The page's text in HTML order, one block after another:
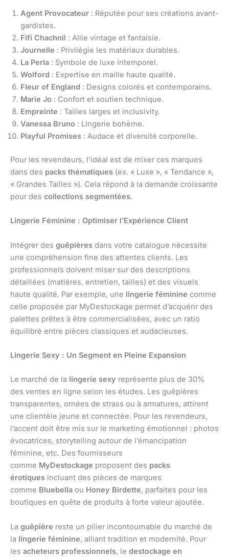
Agent Provocateur : Réputée pour ses créations avant-
gardistes.
Fifi Chachnil : Allie vintage et fantaisie.
Journelle : Privilégie les matériaux durables.
La Perla : Symbole de luxe intemporel.
Wolford : Expertise en maille haute qualité.
Fleur of England : Designs colorés et contemporains.
Marie Jo : Confort et soutien technique.
Empreinte : Tailles larges et inclusivity.
Vanessa Bruno : Lingerie bohème.
Playful Promises : Audace et diversité corporelle.
Pour les revendeurs, l’idéal est de mixer ces marques
dans des packs thématiques (ex. « Luxe », « Tendance »,
« Grandes Tailles »). Cela répond à la demande croissante
pour des collections segmentées.
Lingerie Féminine : Optimiser l’Expérience Client
Intégrer des guêpières dans votre catalogue nécessite
une compréhension fine des attentes clients. Les
professionnels doivent miser sur des descriptions
détaillées (matières, entretien, tailles) et des visuels
haute qualité. Par exemple, une lingerie féminine comme
celle proposée par MyDestockage permet d’acquérir des
palettes prêtes à être commercialisées, avec un ratio
équilibré entre pièces classiques et audacieuses.
Lingerie Sexy : Un Segment en Pleine Expansion
Le marché de la lingerie sexy représente plus de 30%
des ventes en ligne selon les études. Les guêpières
transparentes, ornées de strass ou à armatures, attirent
une clientèle jeune et connectée. Pour les revendeurs,
l’accent doit être mis sur le marketing émotionnel : photos
évocatrices, storytelling autour de l’émancipation
féminine, etc. Des fournisseurs
comme MyDestockage proposent des packs
érotiques incluant des pièces de marques
comme Bluebella ou Honey Birdette, parfaites pour les
boutiques en quête de produits à forte valeur ajoutée.
La guêpière reste un pilier incontournable du marché de
la lingerie féminine, alliant tradition et modernité. Pour
les acheteurs professionnels, le destockage en